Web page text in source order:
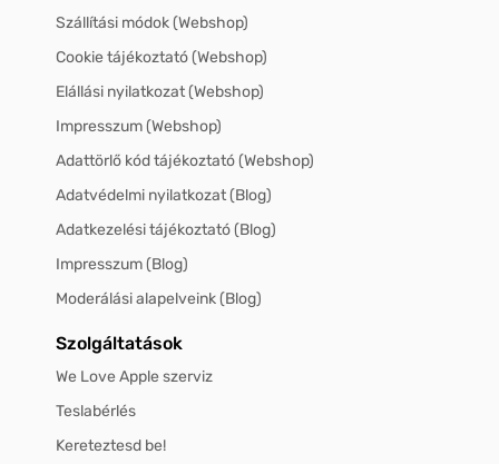
Szállítási módok (Webshop)
Cookie tájékoztató (Webshop)
Elállási nyilatkozat (Webshop)
Impresszum (Webshop)
Adattörlő kód tájékoztató (Webshop)
Adatvédelmi nyilatkozat (Blog)
Adatkezelési tájékoztató (Blog)
Impresszum (Blog)
Moderálási alapelveink (Blog)
Szolgáltatások
We Love Apple szerviz
Teslabérlés
Kereteztesd be!